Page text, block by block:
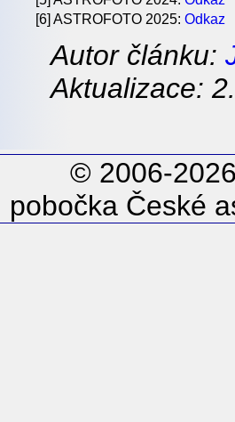
[6] ASTROFOTO 2025: Odkaz
Autor článku:
Aktualizace:
© 2006-
pobočka České